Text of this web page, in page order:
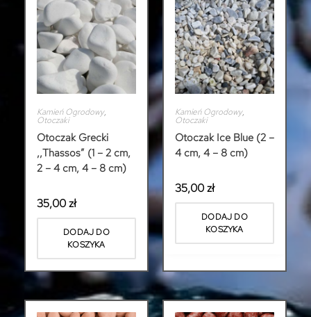
Kamień Ogrodowy,
Otoczaki
Otoczak Grecki
,,Thassos” (1 – 2 cm,
2 – 4 cm, 4 – 8 cm)
35,00zł
DODAJ DO
KOSZYKA
Kamień Ogrodowy,
Otoczaki
Otoczak Ice Blue (2 –
4 cm, 4 – 8 cm)
35,00zł
DODAJ DO
KOSZYKA